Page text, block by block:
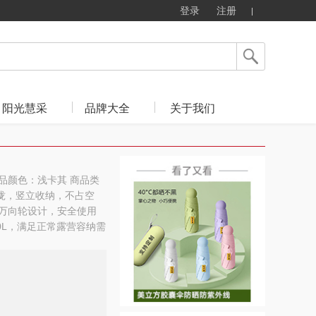
登录 注册
阳光慧采 品牌大全 关于我们
颜色：浅卡其 商品类
，竖立收纳，不占空
向轮设计，安全使用
，满足正常露营容纳需